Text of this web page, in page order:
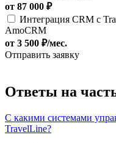
от 87 000 ₽
Интеграция CRM с
AmoCRM
от 3 500 ₽/мес.
Отправить заявку
Ответы на
С какими системами
TravelLine?